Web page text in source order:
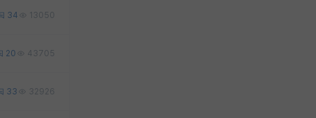
34 13050
20 43705
33 32926